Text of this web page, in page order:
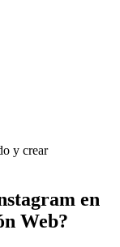
y crear
en
Web?